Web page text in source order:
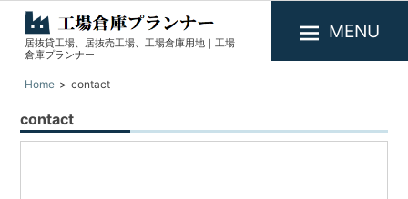
工
場
庫
居抜貸工場、居抜売工場、工場倉庫用地｜工場
倉庫プランナー
MENU
Home contact
contact